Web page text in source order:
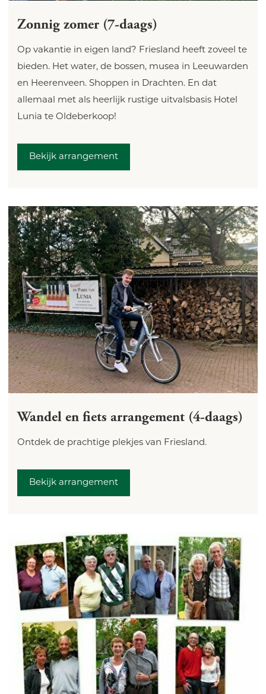
Zonnig zomer (7-daags)
Op vakantie in eigen land? Friesland heeft zoveel te
bieden. Het water, de bossen, musea in Leeuwarden
en Heerenveen. Shoppen in Drachten. En dat
allemaal met als heerlijk rustige uitvalsbasis Hotel
Lunia te Oldeberkoop!
Bekijk arrangement
Wandel en fiets arrangement (4-daags)
Ontdek de prachtige plekjes van Friesland.
Bekijk arrangement